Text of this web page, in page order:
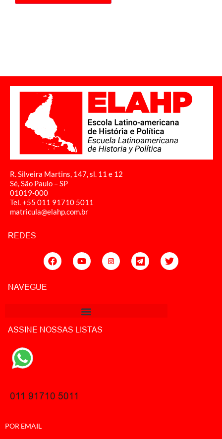
R. Silveira Martins, 147, sl. 11 e 12
Sé, São Paulo – SP
01019-000
Tel. +55 011 91710 5011
matricula@elahp.com.br
REDES
NAVEGUE
ASSINE NOSSAS LISTAS
011 91710 5011
POR EMAIL